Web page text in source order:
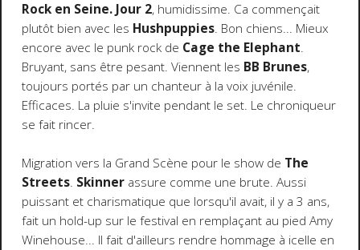
Rock en Seine. Jour 2, humidissime. Ca commençait
plutôt bien avec les Hushpuppies. Bon chiens... Mieux
encore avec le punk rock de Cage the Elephant.
Bruyant, sans être pesant. Viennent les BB Brunes,
toujours portés par un chanteur à la voix juvénile.
Efficaces. La pluie s'invite pendant le set. Le chroniqueur
se fait rincer.
Migration vers la Grand Scène pour le show de The
Streets. Skinnerassure comme une brute. Aussi
puissant et charismatique que lorsqu'il avait, il y a 3 ans,
fait un hold-up sur le festival en remplaçant au pied Amy
Winehouse... Il fait d'ailleurs rendre hommage à icelle en